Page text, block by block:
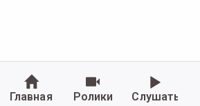
Главная Ролики Слушать